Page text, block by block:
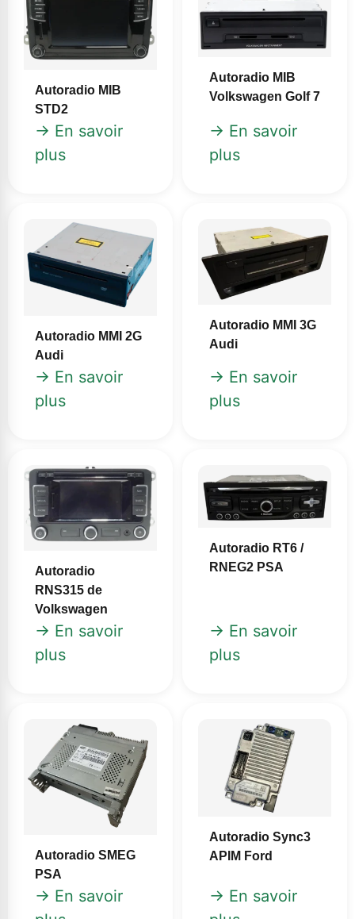
Autoradio MIB
STD2
→ En savoir
plus
Autoradio MIB
Volkswagen Golf 7
→ En savoir
plus
Autoradio MMI 2G
Audi
→ En savoir
plus
Autoradio MMI 3G
Audi
→ En savoir
plus
Autoradio
RNS315 de
Volkswagen
→ En savoir
plus
Autoradio RT6 /
RNEG2 PSA
→ En savoir
plus
Autoradio SMEG
PSA
→ En savoir
Autoradio Sync3
APIM Ford
→ En savoir